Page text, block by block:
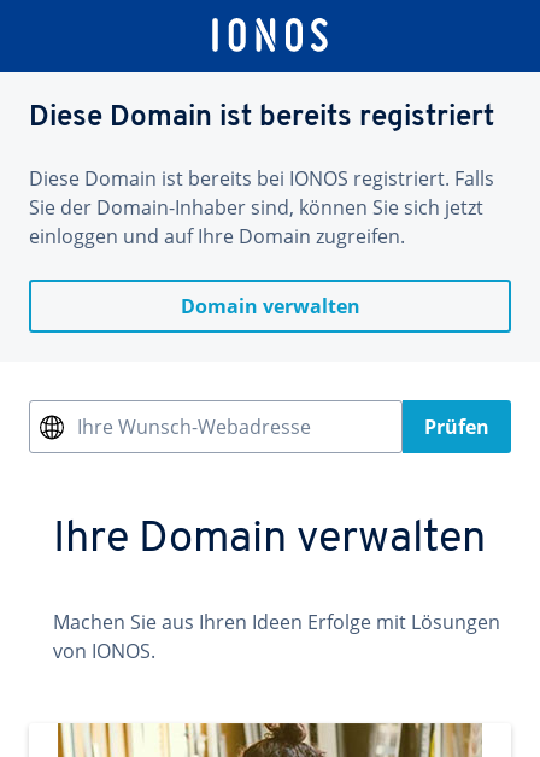
Diese Domain ist bereits registriert
Diese Domain ist bereits bei IONOS registriert. Falls
Sie der Domain-Inhaber sind, können Sie sich jetzt
einloggen und auf Ihre Domain zugreifen.
Domain verwalten
Ihre Wunsch-Webadresse Prüfen
Ihre Domain verwalten
Machen Sie aus Ihren Ideen Erfolge mit Lösungen
von IONOS.